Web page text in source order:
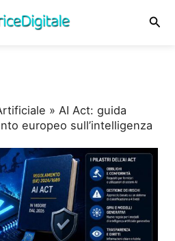
»AI Act: guida
europeo sull’intelligenza